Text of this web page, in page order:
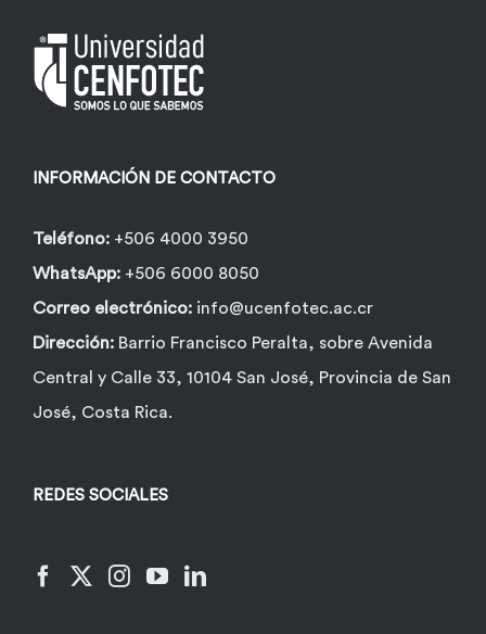
INFORMACIÓN DE CONTACTO
Teléfono: +506 4000 3950
WhatsApp: +506 6000 8050
Correo electrónico: info@ucenfotec.ac.cr
Dirección: Barrio Francisco Peralta, sobre Avenida
Central y Calle 33, 10104 San José, Provincia de San
José, Costa Rica.
REDES SOCIALES